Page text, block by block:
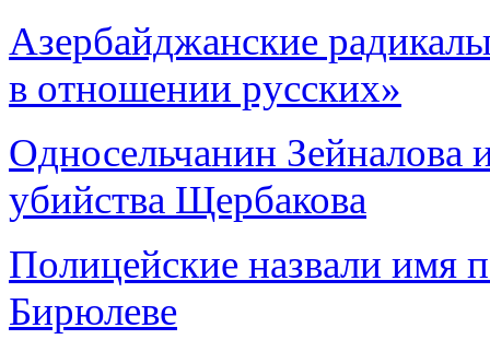
Азербайджанские
в отношении русских»
Односельчанин Зейналова
убийства Щербакова
Полицейские назвали имя
Бирюлеве